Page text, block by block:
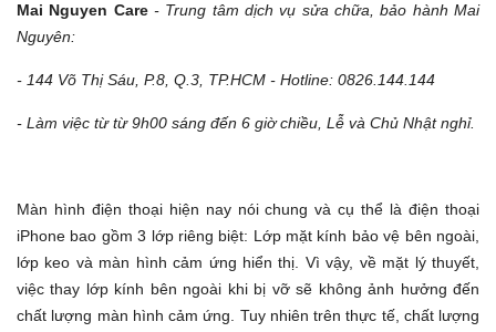
Mai Nguyen Care- Trung tâm dịch vụ sửa chữa, bảo hành Mai
Nguyên:
- 144 Võ Thị Sáu, P.8, Q.3, TP.HCM - Hotline: 0826.144.144
- Làm việc từ từ 9h00 sáng đến 6 giờ chiều, Lễ và Chủ Nhật nghỉ.
Màn hình điện thoại hiện nay nói chung và cụ thể là điện thoại
iPhone bao gồm 3 lớp riêng biệt: Lớp mặt kính bảo vệ bên ngoài,
lớp keo và màn hình cảm ứng hiển thị. Vì vậy, về mặt lý thuyết,
việc thay lớp kính bên ngoài khi bị vỡ sẽ không ảnh hưởng đến
chất lượng màn hình cảm ứng. Tuy nhiên trên thực tế, chất lượng